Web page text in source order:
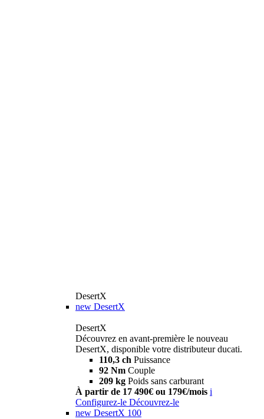
DesertX
new DesertX
DesertX
Découvrez en avant-première le nouveau
DesertX, disponible votre distributeur ducati.
110,3 ch Puissance
92 Nm Couple
209 kg Poids sans carburant
À partir de 17 490€ ou 179€/mois i
Configurez-le Découvrez-le
new DesertX 100